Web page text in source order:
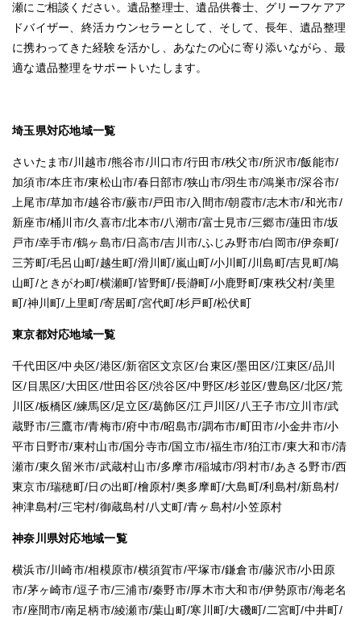
瀬にご相談ください。遺品整理士、遺品供養士、グリーフケアア
ドバイザー、終活カウンセラーとして、そして、長年、遺品整理
に携わってきた経験を活かし、あなたの心に寄り添いながら、最
適な遺品整理をサポートいたします。
埼玉県対応地域一覧
さいたま市/川越市/熊谷市/川口市/行田市/秩父市/所沢市/飯能市/
加須市/本庄市/東松山市/春日部市/狭山市/羽生市/鴻巣市/深谷市/
上尾市/草加市/越谷市/蕨市/戸田市/入間市/朝霞市/志木市/和光市/
新座市/桶川市/久喜市/北本市/八潮市/富士見市/三郷市/蓮田市/坂
戸市/幸手市/鶴ヶ島市/日高市/吉川市/ふじみ野市/白岡市/伊奈町/
三芳町/毛呂山町/越生町/滑川町/嵐山町/小川町/川島町/吉見町/鳩
山町/ときがわ町/横瀬町/皆野町/長瀞町/小鹿野町/東秩父村/美里
町/神川町/上里町/寄居町/宮代町/杉戸町/松伏町
東京都対応地域一覧
千代田区/中央区/港区/新宿区文京区/台東区/墨田区/江東区/品川
区/目黒区/大田区/世田谷区/渋谷区/中野区/杉並区/豊島区/北区/荒
川区/板橋区/練馬区/足立区/葛飾区/江戸川区/八王子市/立川市/武
蔵野市/三鷹市/青梅市/府中市/昭島市/調布市/町田市/小金井市/小
平市日野市/東村山市/国分寺市/国立市/福生市/狛江市/東大和市/清
瀬市/東久留米市/武蔵村山市/多摩市/稲城市/羽村市/あきる野市/西
東京市/瑞穂町/日の出町/檜原村/奥多摩町/大島町/利島村/新島村/
神津島村/三宅村/御蔵島村/八丈町/青ヶ島村/小笠原村
神奈川県対応地域一覧
横浜市/川崎市/相模原市/横須賀市/平塚市/鎌倉市/藤沢市/小田原
市/茅ヶ崎市/逗子市/三浦市/秦野市/厚木市大和市/伊勢原市/海老名
市/座間市/南足柄市/綾瀬市/葉山町/寒川町/大磯町/二宮町/中井町/